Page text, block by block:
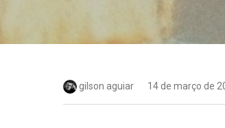
gilson aguiar 14 de março de